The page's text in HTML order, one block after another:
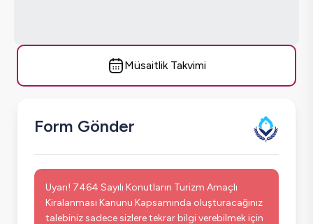
Müsaitlik Takvimi
Form Gönder
Uyarı! 7464 Sayılı Konutların Turizm Amaçlı
Kiralanması Kanunu Kapsamında oluşturacağınız
talebiniz sadece sizlere tekrar bilgi verebilmek için